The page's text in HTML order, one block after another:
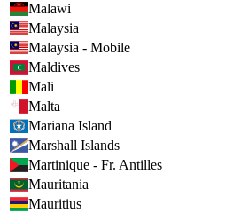
Malawi
Malaysia
Malaysia - Mobile
Maldives
Mali
Malta
Mariana Island
Marshall Islands
Martinique - Fr. Antilles
Mauritania
Mauritius